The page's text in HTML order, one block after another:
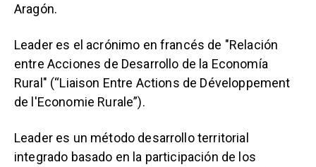
Aragón.
Leader es el acrónimo en francés de "Relación
entre Acciones de Desarrollo de la Economía
Rural" (“Liaison Entre Actions de Développement
de l'Economie Rurale”).
Leader es un método desarrollo territorial
integrado basado en la participación de los